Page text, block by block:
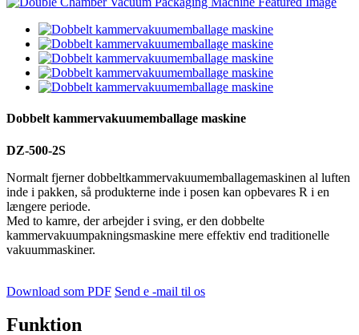
Dobbelt kammervakuumemballage maskine
DZ-500-2S
Normalt fjerner dobbeltkammervakuumemballagemaskinen al luften
inde i pakken, så produkterne inde i posen kan opbevares R i en
længere periode.
Med to kamre, der arbejder i sving, er den dobbelte
kammervakuumpakningsmaskine mere effektiv end traditionelle
vakuummaskiner.
Download som PDF Send e -mail til os
Funktion